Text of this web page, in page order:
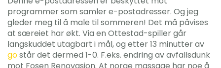
programmer som samler e-postadresser. Og jeg
gleder meg til å male til sommeren! Det må påvises
at særeiet har økt. Via en Ottestad-spiller går
langskuddet utagbart i mål, og etter 13 minutter av
gostår det dermed 1-0. F.eks. endring av avfallsdunk
mot Fosen Renovasjon. At norge massage har noe å